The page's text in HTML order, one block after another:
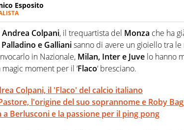
Esposito
in campo e sul campo per vivere ogni evento in
smisurata per il calcio e per la sfera di cuoio. Il
dirgli di no
Andrea Colpani, il trequartista del Monza che ha
Palladino e Gallianisanno di avere un gioiello tra le
in Nazionale, Milan, Inter e Juve lo hanno
moment per il ‘Flaco‘ bresciano.
Colpani, il 'Flaco' del calcio italiano
l'origine del suo soprannome e Roby
a Berlusconi e la passione per il ping pong